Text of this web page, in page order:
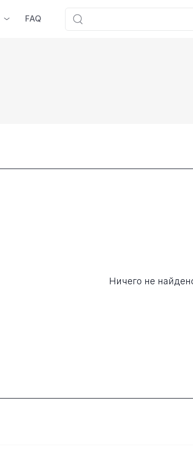
FAQ
Ничего не